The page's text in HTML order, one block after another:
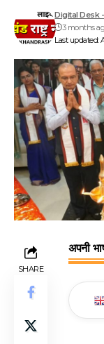
Last updated:
Digital Desk
3 months
SHARE
अपनी